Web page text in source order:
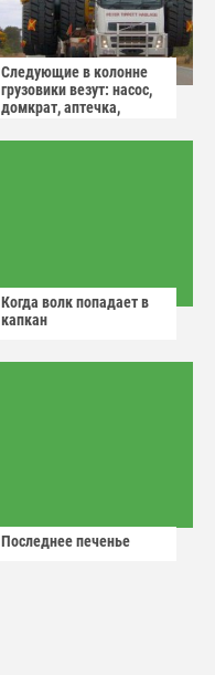
Следующие в колонне
грузовики везут: насос,
домкрат, аптечка,
Когда волк попадает в
капкан
Последнее печенье